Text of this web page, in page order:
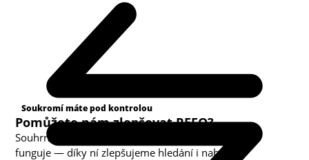
Soukromí máte pod kontrolou
Pomůžete nám zlepšovat REFO?
Souhrnná analytika nám ukazuje, co v obchodě
funguje — díky ní zlepšujeme hledání i nabídku.
Kategorie cookies